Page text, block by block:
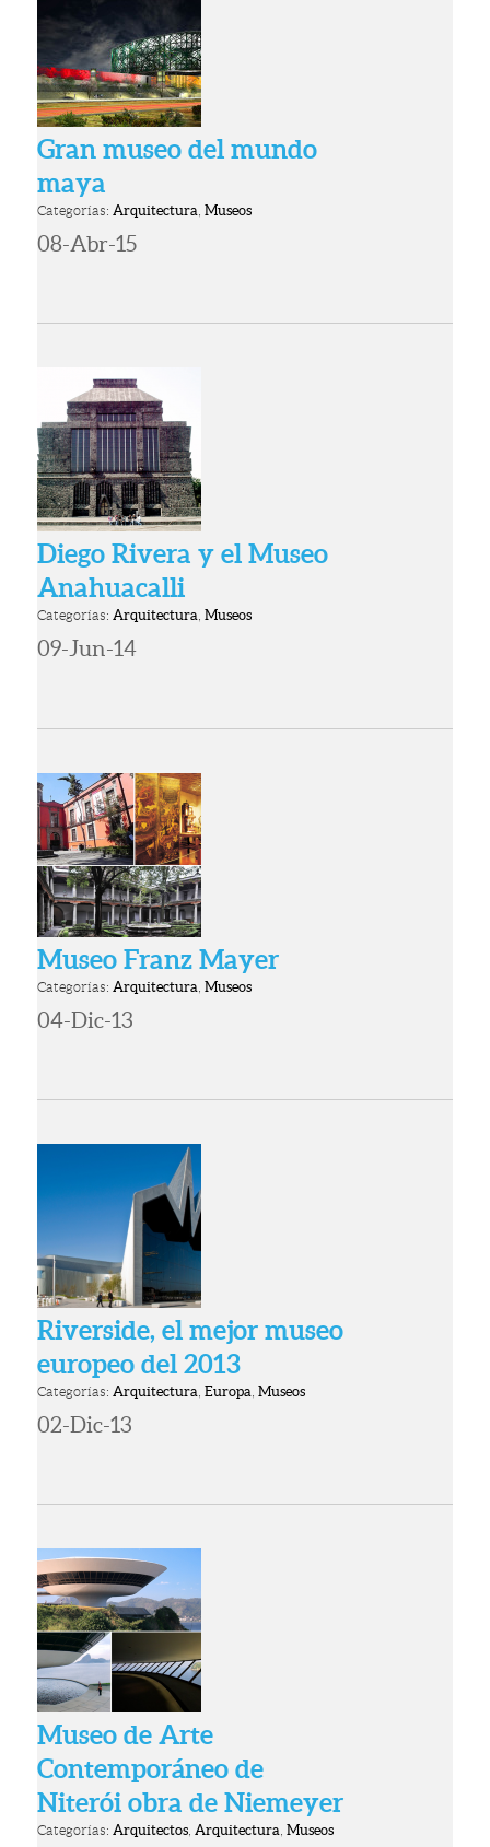
Gran museo del mundo
maya
Categorías:Arquitectura,Museos
08-Abr-15
Diego Rivera y el Museo
Anahuacalli
Categorías:Arquitectura,Museos
09-Jun-14
Museo Franz Mayer
Categorías: Arquitectura ,Museos
04-Dic-13
Riverside, el mejor museo
europeo del 2013
Categorías: Arquitectura ,Europa ,Museos
02-Dic-13
Museo de Arte
Contemporáneo de
Niterói obra de Niemeyer
Categorías: Arquitectos Arquitectura ,Museos